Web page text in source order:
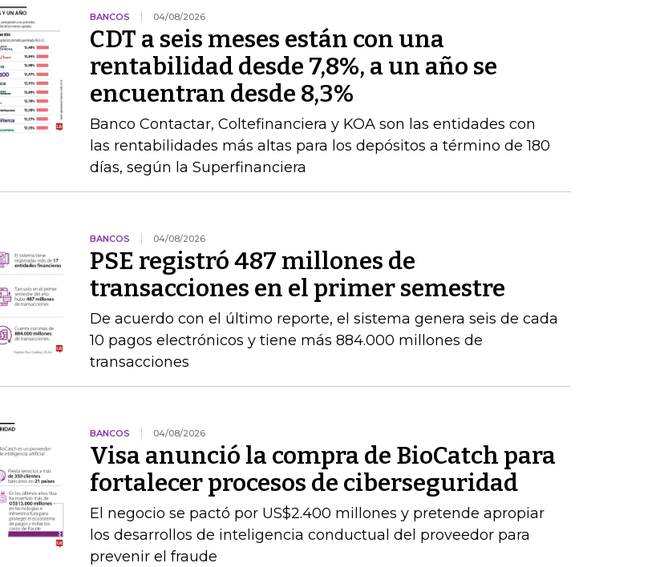
BANCOS 04/08/2026
CDT a seis meses están con una
rentabilidad desde 7,8%, a un año se
encuentran desde 8,3%
Banco Contactar, Coltefinanciera y KOA son las entidades con
las rentabilidades más altas para los depósitos a término de 180
días, según la Superfinanciera
BANCOS 04/08/2026
PSE registró 487 millones de
transacciones en el primer semestre
De acuerdo con el último reporte, el sistema genera seis de cada
10 pagos electrónicos y tiene más 884.000 millones de
transacciones
BANCOS 04/08/2026
Visa anunció la compra de BioCatch para
fortalecer procesos de ciberseguridad
El negocio se pactó por US$2.400 millones y pretende apropiar
los desarrollos de inteligencia conductual del proveedor para
prevenir el fraude